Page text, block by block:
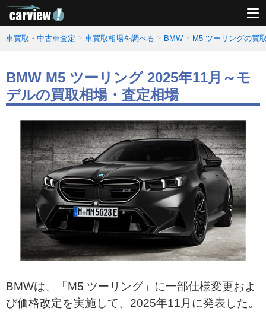
車買取・中古車査定 車買取相場を調べる BMW M5 ツーリングの買
BMW M5 ツーリング 2025年11月～モ
デルの買取相場・査定相場
BMWは、「M5 ツーリング」に一部仕様変更およ
び価格改定を実施して、2025年11月に発表した。